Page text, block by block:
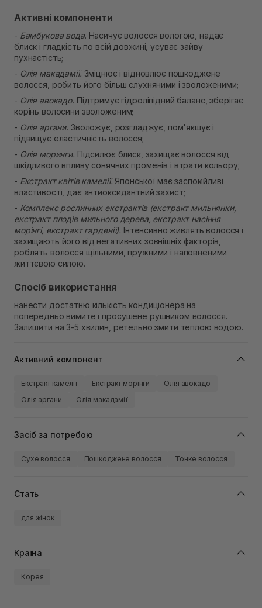
Активні компоненти
- Бамбукова вода. Насичує волосся вологою, надає
блиск і гладкість по всій довжині, усуває зайву
пухнастість;
- Олія макадамії. Зміцнює і відновлює пошкоджене
волосся, робить його більш слухняними і зволоженими;
- Олія авокадо. Підтримує гідроліпідний баланс, зберігає
корінь волосини зволоженим;
- Олія аргани. Зволожує, розгладжує, пом'якшує і
підвищує еластичність волосся;
- Олія моринги. Підсилює блиск, захищає волосся від
шкідливого впливу сонячних променів і втрати кольору;
- Екстракт квітів камелії. Японської має заспокійливі
властивості, дає антиоксидантний захист;
- Комплекс рослинних екстрактів (екстракт мильнянки,
екстракт плодів мильного дерева, екстракт насіння
морінгі, екстракт гарденії). Інтенсивно живлять волосся і
захищають його від негативних зовнішніх факторів,
роблять волосся щільними, пружними і наповненими
життєвою силою.
Спосіб використання
нанести достатню кількість кондиціонера на
попередньо вимите і просушене рушником волосся.
Залишити на 3-5 хвилин, ретельно змити теплою водою.
Активний компонент
Екстракт камелії Екстракт морінги
Олія авокадо
Олія аргани
Олія макадамії
Засіб за потребою
Сухе волосся Пошкоджене волосся Тонке волосся
Стать
для жінок
Країна
Корея